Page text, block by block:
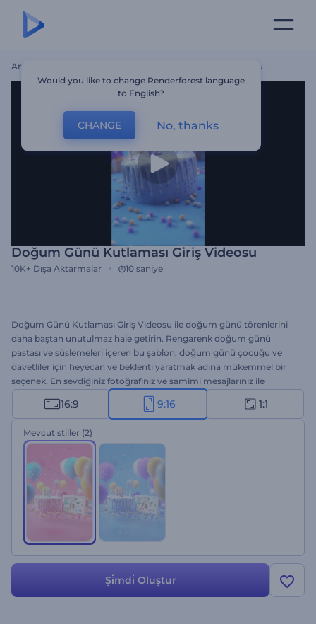
Ana Sayfa Doğum Günü Kutlaması Giriş Videosu
Doğum Günü Kutlaması Giriş Videosu
10K+ Dışa Aktarmalar 10 saniye
Doğum Günü Kutlaması Giriş Videosu ile doğum günü törenlerini
daha baştan unutulmaz hale getirin. Rengarenk doğum günü
pastası ve süslemeleri içeren bu şablon, doğum günü çocuğu ve
davetliler için heyecan ve beklenti yaratmak adına mükemmel bir
seçenek. En sevdiğiniz fotoğrafınız ve samimi mesajlarınız ile
hareketli bir müzik parçası ekleyin, kutlamalar için benzersiz bir giriş
elde edin. Doğum günü partisi giriş videoları, tebrik kartları,
davetiye videoları vs. için harika. Hemen deneyin!
16:9 9:16 1:1
Mevcut stiller (2)
Şi̇mdi̇ Oluştur
Would you like to change Renderforest language
to English?
CHANGE No, thanks